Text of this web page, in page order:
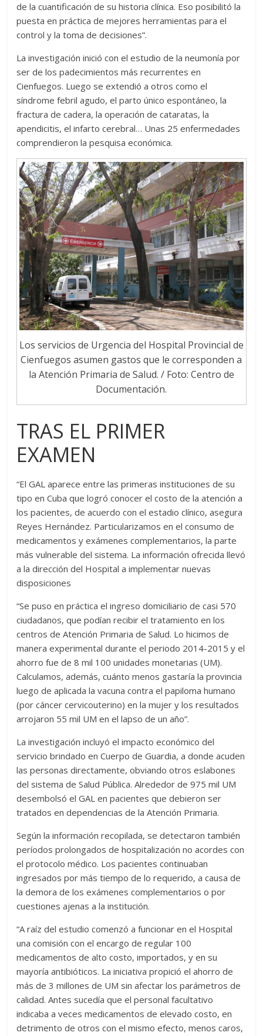
de la cuantificación de su historia clínica. Eso posibilitó la
puesta en práctica de mejores herramientas para el
control y la toma de decisiones”.
La investigación inició con el estudio de la neumonía por
ser de los padecimientos más recurrentes en
Cienfuegos. Luego se extendió a otros como el
síndrome febril agudo, el parto único espontáneo, la
fractura de cadera, la operación de cataratas, la
apendicitis, el infarto cerebral… Unas 25 enfermedades
comprendieron la pesquisa económica.
Los servicios de Urgencia del Hospital Provincial de
Cienfuegos asumen gastos que le corresponden a
la Atención Primaria de Salud. / Foto: Centro de
Documentación.
TRAS EL PRIMER
EXAMEN
“El GAL aparece entre las primeras instituciones de su
tipo en Cuba que logró conocer el costo de la atención a
los pacientes, de acuerdo con el estadio clínico, asegura
Reyes Hernández. Particularizamos en el consumo de
medicamentos y exámenes complementarios, la parte
más vulnerable del sistema. La información ofrecida llevó
a la dirección del Hospital a implementar nuevas
disposiciones
“Se puso en práctica el ingreso domiciliario de casi 570
ciudadanos, que podían recibir el tratamiento en los
centros de Atención Primaria de Salud. Lo hicimos de
manera experimental durante el periodo 2014-2015 y el
ahorro fue de 8 mil 100 unidades monetarias (UM).
Calculamos, además, cuánto menos gastaría la provincia
luego de aplicada la vacuna contra el papiloma humano
(por cáncer cervicouterino) en la mujer y los resultados
arrojaron 55 mil UM en el lapso de un año”.
La investigación incluyó el impacto económico del
servicio brindado en Cuerpo de Guardia, a donde acuden
las personas directamente, obviando otros eslabones
del sistema de Salud Pública. Alrededor de 975 mil UM
desembolsó el GAL en pacientes que debieron ser
tratados en dependencias de la Atención Primaria.
Según la información recopilada, se detectaron también
períodos prolongados de hospitalización no acordes con
el protocolo médico. Los pacientes continuaban
ingresados por más tiempo de lo requerido, a causa de
la demora de los exámenes complementarios o por
cuestiones ajenas a la institución.
“A raíz del estudio comenzó a funcionar en el Hospital
una comisión con el encargo de regular 100
medicamentos de alto costo, importados, y en su
mayoría antibióticos. La iniciativa propició el ahorro de
más de 3 millones de UM sin afectar los parámetros de
calidad. Antes sucedía que el personal facultativo
indicaba a veces medicamentos de elevado costo, en
detrimento de otros con el mismo efecto, menos caros,